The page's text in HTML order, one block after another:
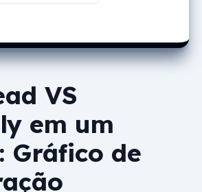
VS
em um
Gráfico de